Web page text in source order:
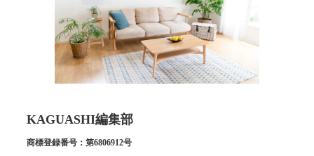
KAGUASHI編集部
商標登録番号：第6806912号